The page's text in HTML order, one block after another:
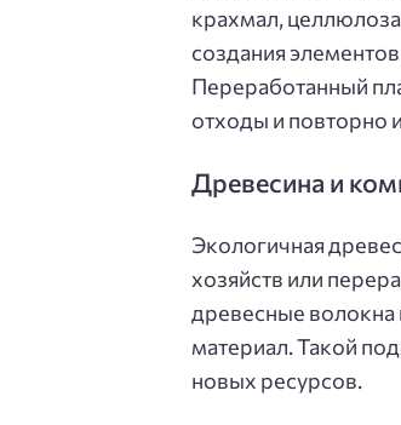
крахмал,
создания
Переработанный
отходы и повторно
Древесина и
Экологичная
хозяйств или
древесные волокна
материал. Такой
новых ресурсов.